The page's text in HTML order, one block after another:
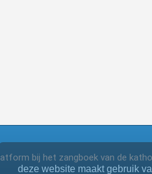
bij het zangboek van de
deze website maakt gebruik